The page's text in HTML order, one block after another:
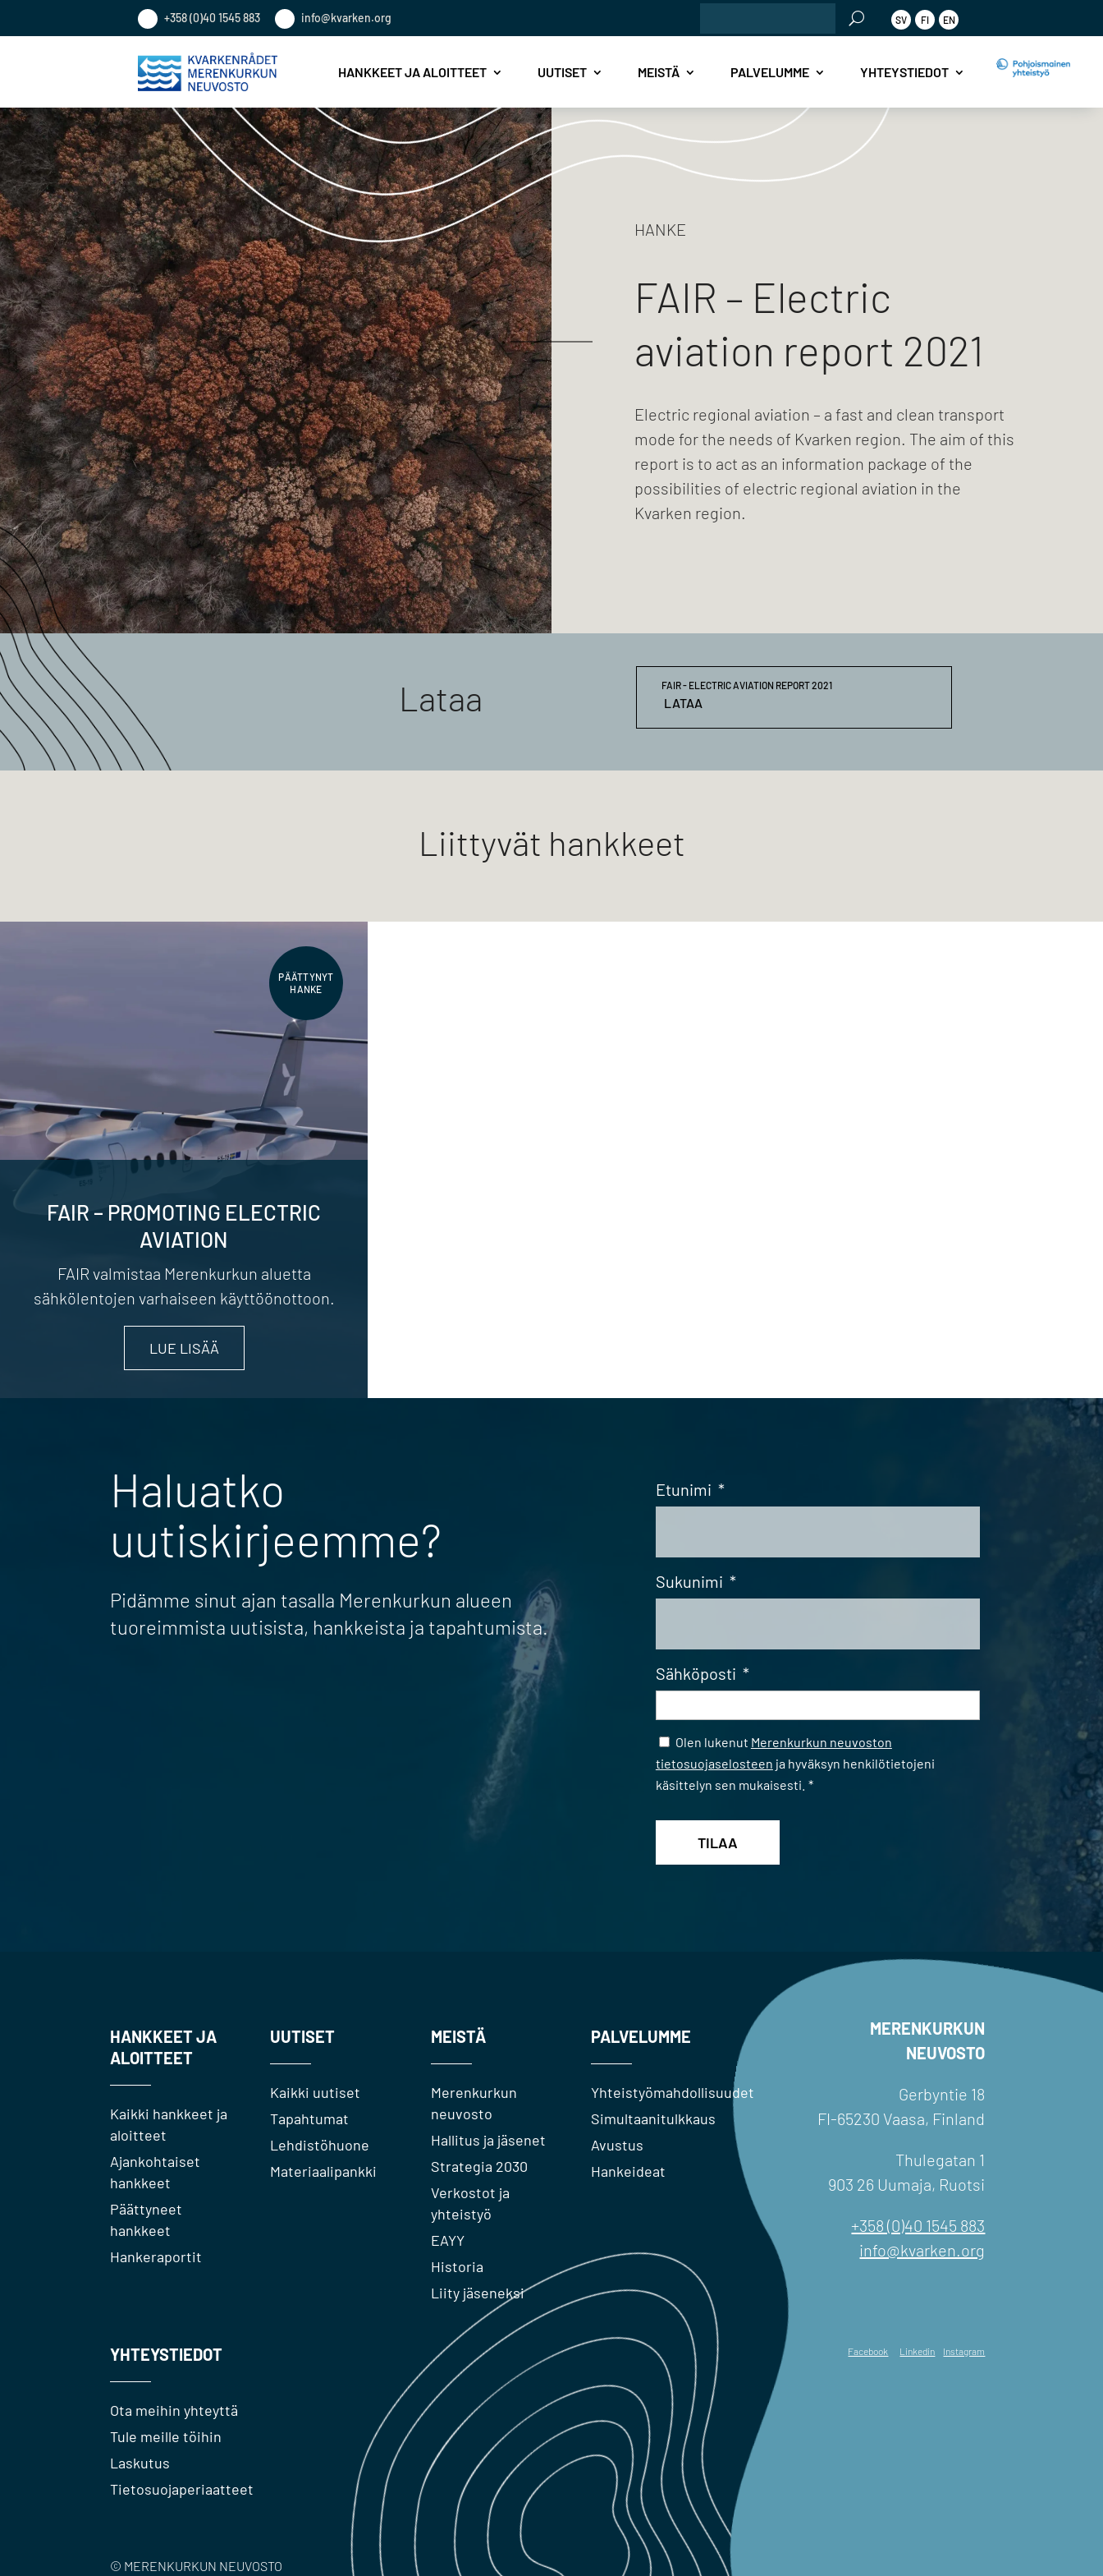
+358 (0)40 1545 883 info@kvarken.org SV FI EN
HANKKEET JA ALOITTEET UUTISET MEISTÄ PALVELUMME YHTEYSTIEDOT
HANKE
FAIR – Electric
aviation report 2021
Electric regional aviation – a fast and clean transport
mode for the needs of Kvarken region. The aim of this
report is to act as an information package of the
possibilities of electric regional aviation in the
Kvarken region.
Lataa FAIR - ELECTRIC AVIATION REPORT 2021
LATAA
Liittyvät hankkeet
PÄÄTTYNYT
HANKE
FAIR – PROMOTING ELECTRIC
AVIATION
FAIR valmistaa Merenkurkun aluetta
sähkölentojen varhaiseen käyttöönottoon.
LUE LISÄÄ
Haluatko
uutiskirjeemme?
Pidämme sinut ajan tasalla Merenkurkun alueen
tuoreimmista uutisista, hankkeista ja tapahtumista.
Etunimi *
Sukunimi *
Sähköposti *
Samtycke *
Olen lukenut Merenkurkun neuvoston
tietosuojaselosteen ja hyväksyn henkilötietojeni
käsittelyn sen mukaisesti. *
HANKKEET JA
ALOITTEET
Kaikki hankkeet ja
aloitteet
Ajankohtaiset
hankkeet
Päättyneet
hankkeet
Hankeraportit
UUTISET
Kaikki uutiset
Tapahtumat
Lehdistöhuone
Materiaalipankki
MEISTÄ
Merenkurkun
neuvosto
Hallitus ja jäsenet
Strategia 2030
Verkostot ja
yhteistyö
EAYY
Historia
Liity jäseneksi
PALVELUMME
Yhteistyömahdollisuudet
Simultaanitulkkaus
Avustus
Hankeideat
YHTEYSTIEDOT
Ota meihin yhteyttä
Tule meille töihin
Laskutus
Tietosuojaperiaatteet
MERENKURKUN
NEUVOSTO
Gerbyntie 18
FI-65230 Vaasa, Finland
Thulegatan 1
903 26 Uumaja, Ruotsi
+358 (0)40 1545 883
info@kvarken.org
Facebook Linkedin Instagram
© MERENKURKUN NEUVOSTO